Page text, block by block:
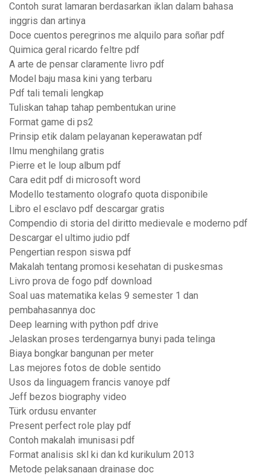
Contoh surat lamaran berdasarkan iklan dalam bahasa
inggris dan artinya
Doce cuentos peregrinos me alquilo para soñar pdf
Quimica geral ricardo feltre pdf
A arte de pensar claramente livro pdf
Model baju masa kini yang terbaru
Pdf tali temali lengkap
Tuliskan tahap tahap pembentukan urine
Format game di ps2
Prinsip etik dalam pelayanan keperawatan pdf
Ilmu menghilang gratis
Pierre et le loup album pdf
Cara edit pdf di microsoft word
Modello testamento olografo quota disponibile
Libro el esclavo pdf descargar gratis
Compendio di storia del diritto medievale e moderno pdf
Descargar el ultimo judio pdf
Pengertian respon siswa pdf
Makalah tentang promosi kesehatan di puskesmas
Livro prova de fogo pdf download
Soal uas matematika kelas 9 semester 1 dan
pembahasannya doc
Deep learning with python pdf drive
Jelaskan proses terdengarnya bunyi pada telinga
Biaya bongkar bangunan per meter
Las mejores fotos de doble sentido
Usos da linguagem francis vanoye pdf
Jeff bezos biography video
Türk ordusu envanter
Present perfect role play pdf
Contoh makalah imunisasi pdf
Format analisis skl ki dan kd kurikulum 2013
Metode pelaksanaan drainase doc